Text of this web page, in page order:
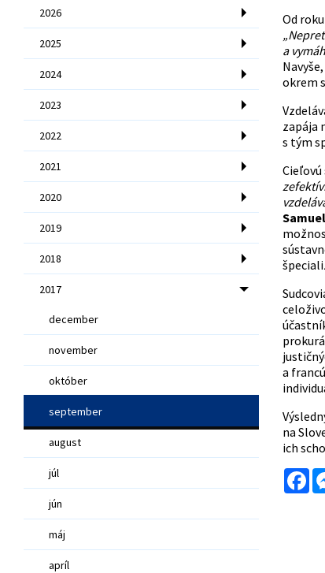
2026
2025
2024
2023
2022
2021
2020
2019
2018
2017
december
november
október
september
august
júl
jún
máj
apríl
Od
a
okrem
zapája
s tým
a
na
ich